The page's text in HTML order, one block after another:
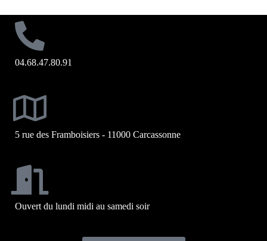
04.68.47.80.91
5 rue des Framboisiers - 11000 Carcassonne
Ouvert du lundi midi au samedi soir